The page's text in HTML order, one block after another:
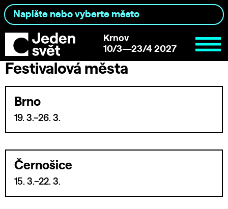
Krnov
10/3—23/4 2027
Festivalová města
Brno
19. 3.–26. 3.
Černošice
15. 3.–22. 3.